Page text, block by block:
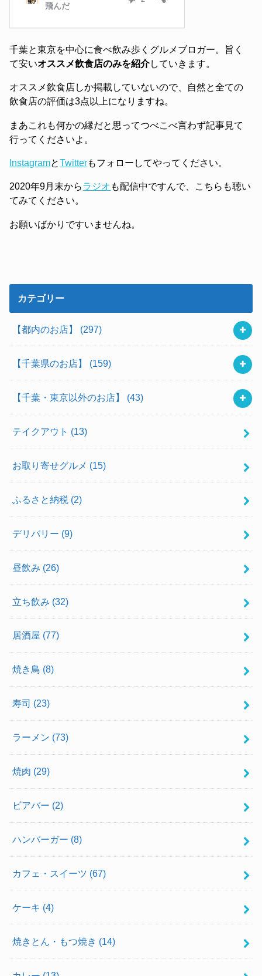
千葉と東京を中心に食べ飲み歩くグルメブロガー。旨く
て安いオススメ飲食店のみを紹介していきます。
オススメ飲食店しか掲載していないので、自然と全ての
飲食店の評価は3点以上になりますね。
まあこれも何かの縁だと思ってつべこべ言わず記事見て
行ってくださいよ。
InstagramとTwitterもフォローしてやってください。
2020年9月末からラジオ も配信中ですんで、こちらも聴い
てみてください。
お願いばかりですいませんね。
カテゴリー
【都内のお店】 (297)
【千葉県のお店】 (159)
【千葉・東京以外のお店】 (43)
テイクアウト (13)
お取り寄せグルメ (15)
ふるさと納税 (2)
デリバリー (9)
昼飲み (26)
立ち飲み (32)
居酒屋 (77)
焼き鳥 (8)
寿司 (23)
ラーメン (73)
焼肉 (29)
ビアバー (2)
ハンバーガー (8)
カフェ・スイーツ (67)
ケーキ (4)
焼きとん・もつ焼き (14)